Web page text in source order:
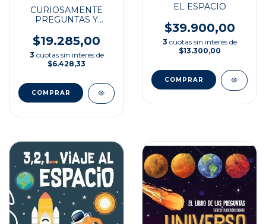
CURIOSAMENTE
PREGUNTAS Y
$19.285,00
3 cuotas sin interés de
$6.428,33
EL ESPACIO
$39.900,00
3 cuotas sin interés de
$13.300,00